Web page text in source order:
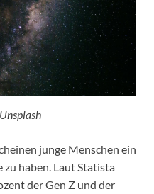
junge Menschen ein
haben. Laut Statista
der Gen Z und der